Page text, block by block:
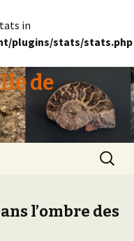
in
plugins/stats/stats.php
de
l’ombre des